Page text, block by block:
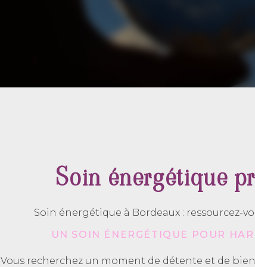
Soin énergétique
Soin énergétique à Bordeaux : ressourcez-
UN SOIN ÉNERGÉTIQUE POUR
Vous recherchez un moment de détente et de